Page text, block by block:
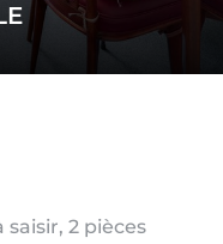
2 pièces